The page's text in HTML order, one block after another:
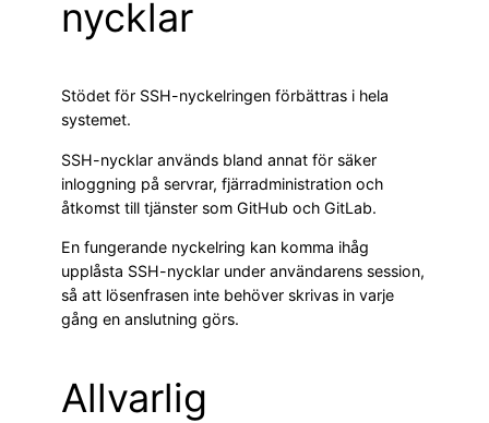
nycklar
Stödet för SSH-nyckelringen förbättras i hela
systemet.
SSH-nycklar används bland annat för säker
inloggning på servrar, fjärradministration och
åtkomst till tjänster som GitHub och GitLab.
En fungerande nyckelring kan komma ihåg
upplåsta SSH-nycklar under användarens session,
så att lösenfrasen inte behöver skrivas in varje
gång en anslutning görs.
Allvarlig